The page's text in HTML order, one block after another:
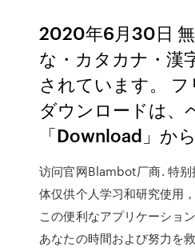
2020年6月30日
な・カタカナ・漢
されています。
ダウンロードは、
「Download」から
访问官网Blambot厂商. 特别
体仅供个人学习和研究使用
この便利なアプリケーショ
あなたの時間および努力を